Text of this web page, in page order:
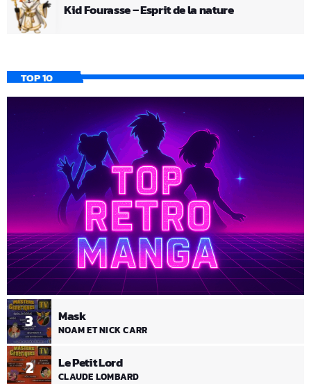
Kid Fourasse – Esprit de la nature
TOP 10
2 Le Petit Lord
CLAUDE LOMBARD
3 Mask
NOAM ET NICK CARR